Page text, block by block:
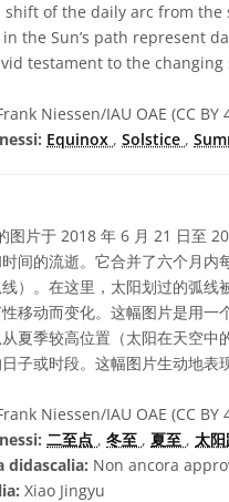
of the daily arc from
the Sun’s path represent
testament to the
Niessen/IAU OAE (CC BY
Equinox , Solstice ,
图片于 2018 年 6 月 21 日至
间的流逝。它合并了六个月
）。在这里，太阳划过的弧
移动而变化。这幅图片是用
夏季较高位置（太阳在天空
子或时段。这幅图片生动地
Niessen/IAU OAE (CC BY
二至点 , 冬至 , 夏至 , 太阳
didascalia: Non ancora
Xiao Jingyu